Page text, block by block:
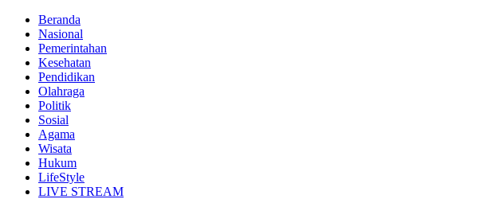
Beranda
Nasional
Pemerintahan
Kesehatan
Pendidikan
Olahraga
Politik
Sosial
Agama
Wisata
Hukum
LifeStyle
LIVE STREAM